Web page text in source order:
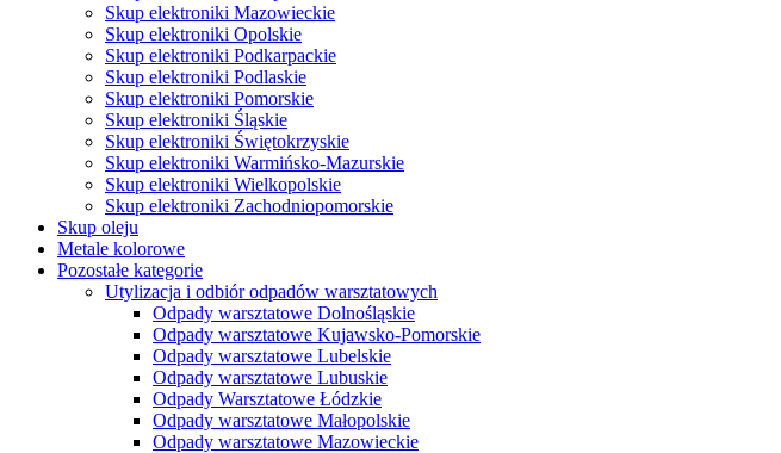
Skup elektroniki Mazowieckie
Skup elektroniki Opolskie
Skup elektroniki Podkarpackie
Skup elektroniki Podlaskie
Skup elektroniki Pomorskie
Skup elektroniki Śląskie
Skup elektroniki Świętokrzyskie
Skup elektroniki Warmińsko-Mazurskie
Skup elektroniki Wielkopolskie
Skup elektroniki Zachodniopomorskie
Skup oleju
Metale kolorowe
Pozostałe kategorie
Utylizacja i odbiór odpadów warsztatowych
Odpady warsztatowe Dolnośląskie
Odpady warsztatowe Kujawsko-Pomorskie
Odpady warsztatowe Lubelskie
Odpady warsztatowe Lubuskie
Odpady Warsztatowe Łódzkie
Odpady warsztatowe Małopolskie
Odpady warsztatowe Mazowieckie